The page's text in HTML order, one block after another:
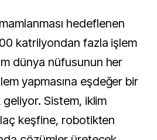
hedeflenen
katrilyondan fazla işlem
dünya nüfusunun her
yapmasına eşdeğer bir
Sistem, iklim
keşfine, robotikten